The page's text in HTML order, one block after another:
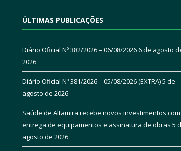
ÚLTIMAS PUBLICAÇÕES
Diário Oficial Nº 382/2026 – 06/08/20266 de agosto
2026
Diário Oficial Nº 381/2026 – 05/08/2026 (EXTRA)5 de
agosto de 2026
Saúde de Altamira recebe novos investimentos com
entrega de equipamentos e assinatura de obras 5
agosto de 2026